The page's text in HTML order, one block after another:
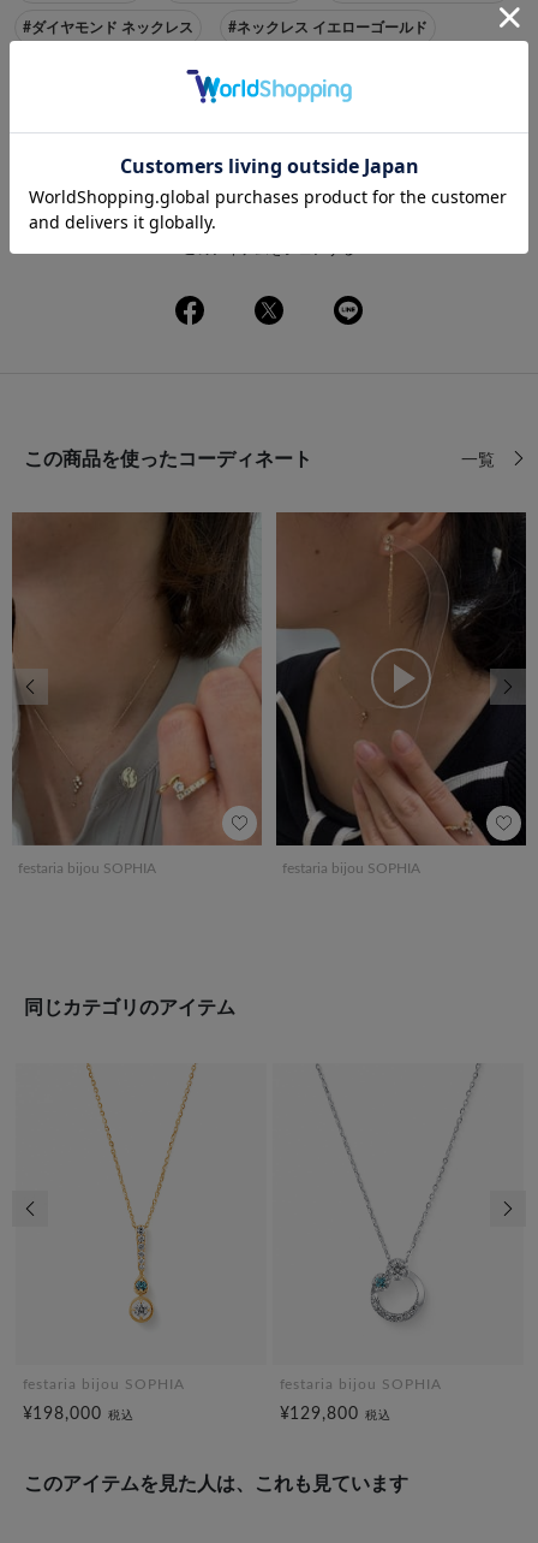
#ダイヤモンド ネックレス #ネックレス イエローゴールド
#festaria bijou SOPHIA ネックレス
この商品を使ったコーディネート 一覧
festaria bijou SOPHIA festaria bijou SOPHIA
前の画像
同じカテゴリのアイテム
festaria bijou SOPHIA
¥198,000税込
festaria bijou SOPHIA
¥129,800税込
前の画像
このアイテムを見た人は、これも見ています